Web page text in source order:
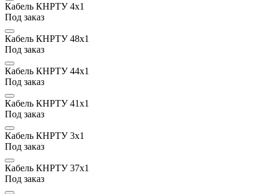
Кабель КНРТУ 4х1
Под заказ
Кабель КНРТУ 48х1
Под заказ
Кабель КНРТУ 44х1
Под заказ
Кабель КНРТУ 41х1
Под заказ
Кабель КНРТУ 3х1
Под заказ
Кабель КНРТУ 37х1
Под заказ